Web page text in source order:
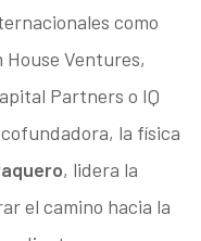
como
Ventures,
Partners o IQ
la física
, lidera la
el camino hacia la